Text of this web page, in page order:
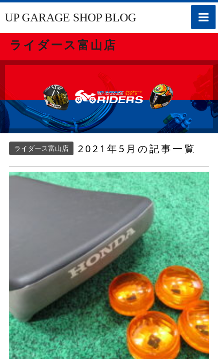
toggle
UP GARAGE SHOP BLOG
ライダース富山店
ライダース富山店 2021年5月の記事一覧